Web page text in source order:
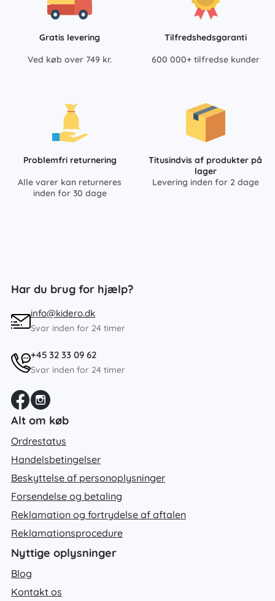
Gratis levering
Ved køb over 749 kr.
Tilfredshedsgaranti
600 000+ tilfredse kunder
Problemfri returnering
Alle varer kan returneres
inden for 30 dage
Titusindvis af produkter på
lager
Levering inden for 2 dage
Har du brug for hjælp?
info@kidero.dk
Svar inden for 24 timer
+45 32 33 09 62
Svar inden for 24 timer
Alt om køb
Ordrestatus
Handelsbetingelser
Beskyttelse af personoplysninger
Forsendelse og betaling
Reklamation og fortrydelse af aftalen
Reklamationsprocedure
Nyttige oplysninger
Blog
Kontakt os